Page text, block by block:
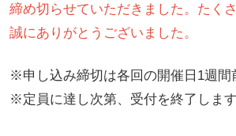
締め切らせていただきました。たく
誠にありがとうございました。
※申し込み締切は各回の開催日1週間
※定員に達し次第、受付を終了します